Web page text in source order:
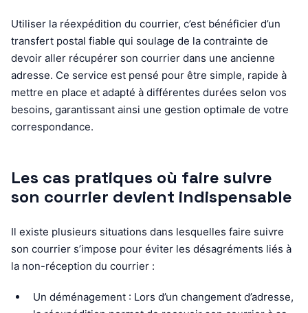
Utiliser la réexpédition du courrier, c’est bénéficier d’un
transfert postal fiable qui soulage de la contrainte de
devoir aller récupérer son courrier dans une ancienne
adresse. Ce service est pensé pour être simple, rapide à
mettre en place et adapté à différentes durées selon vos
besoins, garantissant ainsi une gestion optimale de votre
correspondance.
Les cas pratiques où faire suivre
son courrier devient indispensable
Il existe plusieurs situations dans lesquelles faire suivre
son courrier s’impose pour éviter les désagréments liés à
la non-réception du courrier :
Un déménagement : Lors d’un changement d’adresse,